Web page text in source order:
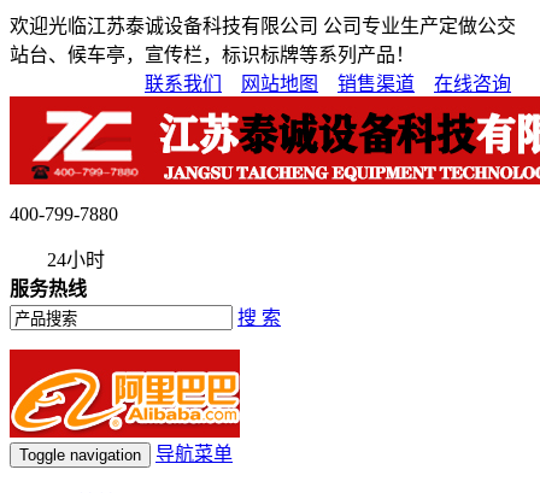
欢迎光临江苏泰诚设备科技有限公司 公司专业生产定做公交
站台、候车亭，宣传栏，标识标牌等系列产品！
联系我们
网站地图 销售渠道 在线咨询
400-799-7880
24小时
服务热线
搜 索
Toggle navigation 导航菜单